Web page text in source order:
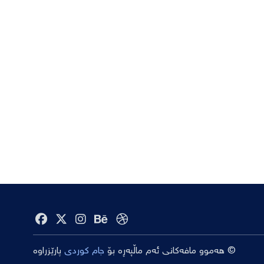
© هەموو مافەکانی ئەم ماڵپەڕە بۆ جام کوردی پارێزراوە